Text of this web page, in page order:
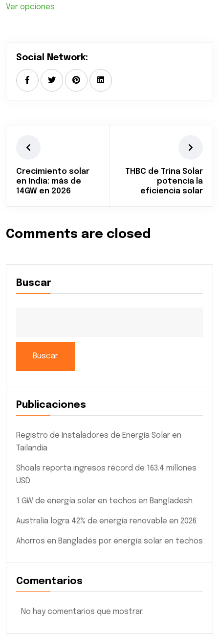
Ver opciones
Social Network:
Crecimiento solar
en India: más de
14GW en 2026
THBC de Trina Solar
potencia la
eficiencia solar
Comments are closed
Buscar
Buscar
Publicaciones
Registro de Instaladores de Energía Solar en
Tailandia
Shoals reporta ingresos récord de 163.4 millones
USD
1 GW de energía solar en techos en Bangladesh
Australia logra 42% de energía renovable en 2026
Ahorros en Bangladés por energía solar en techos
Comentarios
No hay comentarios que mostrar.